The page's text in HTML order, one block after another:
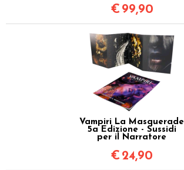
€ 99,90
Vampiri La Masquerade
5a Edizione - Sussidi
per il Narratore
€ 24,90